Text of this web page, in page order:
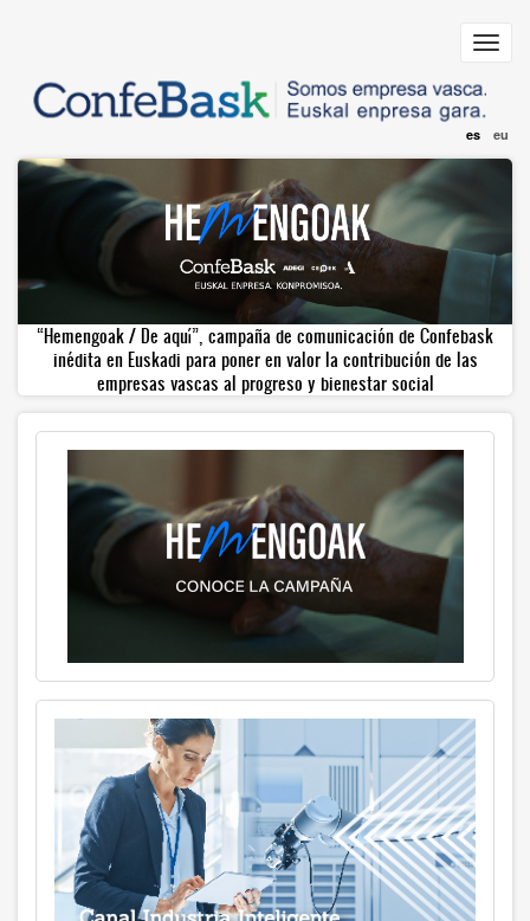
principal
es eu
“Hemengoak / De aquí”, campaña de comunicación de Confebask
inédita en Euskadi para poner en valor la contribución de las
empresas vascas al progreso y bienestar social